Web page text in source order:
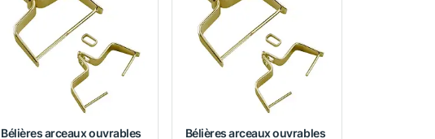
Bélières arceaux ouvrables
Bélières arceaux ouvrables